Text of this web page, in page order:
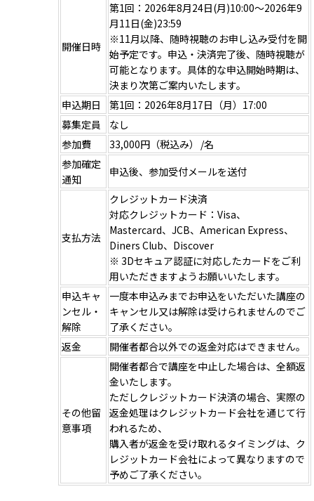
開催日時
第1回：2026年8月24日(月)10:00～2026年9
月11日(金)23:59
※11月以降、随時視聴のお申し込み受付を開
始予定です。申込・決済完了後、随時視聴が
可能となります。具体的な申込開始時期は、
決まり次第ご案内いたします。
申込期日
第1回：2026年8月17日（月）17:00
募集定員
なし
参加費
33,000円（税込み） /名
参加確定
通知
申込後、参加受付メールを送付
支払方法
クレジットカード決済
対応クレジットカード：Visa、
Mastercard、JCB、American Express、
Diners Club、Discover
※ 3Dセキュア認証に対応したカードをご利
用いただきますようお願いいたします。
申込キャ
ンセル・
解除
一度本申込みまでお申込をいただいた講座の
キャンセル又は解除は受けられませんのでご
了承ください。
返金
開催者都合以外での返金対応はできません。
その他留
意事項
開催者都合で講座を中止した場合は、全額返
金いたします。
ただしクレジットカード決済の場合、実際の
返金処理はクレジットカード会社を通じて行
われるため、
購入者が返金を受け取れるタイミングは、ク
レジットカード会社によって異なりますので
予めご了承ください。